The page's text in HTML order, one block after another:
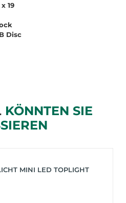
19
Disc
KÖNNTEN SIE
MINI LED TOPLIGHT